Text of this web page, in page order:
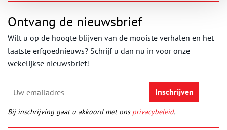
Ontvang de nieuwsbrief
Wilt u op de hoogte blijven van de mooiste verhalen en het
laatste erfgoednieuws? Schrijf u dan nu in voor onze
wekelijkse nieuwsbrief!
Bij inschrijving gaat u akkoord met ons privacybeleid.